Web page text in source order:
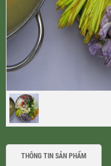
THÔNG TIN SẢN PHẨM